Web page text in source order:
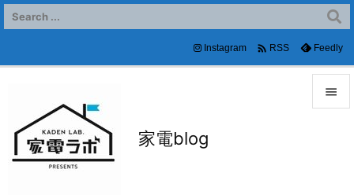
家電blog

Instagram  RSS Feedly